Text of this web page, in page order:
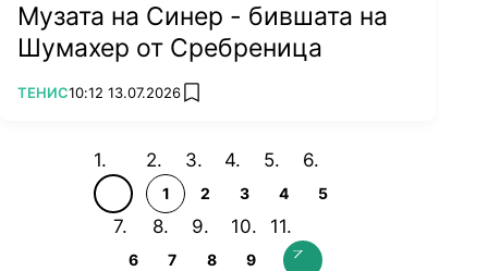
Музата на Синер - бившата на
Шумахер от Сребреница
ПОВЕЧЕ ОТ
ТЕНИС10:12 13.07.2026 add favorites
1 2 3 4 5
6 7 8 9